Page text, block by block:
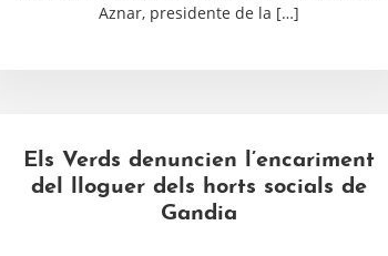
Aznar, presidente de la […]
Els Verds denuncien l’encariment
del lloguer dels horts socials de
Gandia